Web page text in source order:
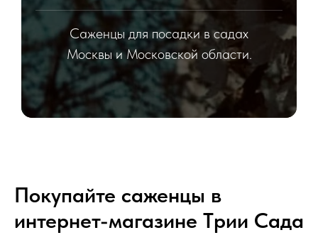
Саженцы для посадки в садах
Москвы и Московской области.
Покупайте саженцы в
интернет-магазине Tрии Сада